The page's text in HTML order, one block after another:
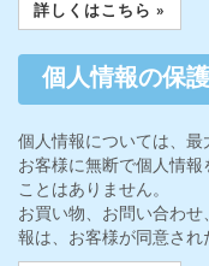
詳しくはこちら »
個人情報の保
個人情報については、最
お客様に無断で個人情
ことはありません。
お買い物、お問い合わ
報は、お客様が同意され